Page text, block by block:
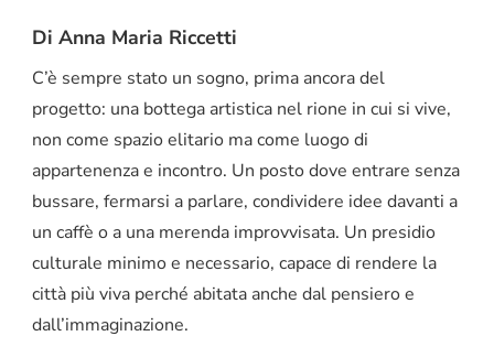
Di Anna Maria Riccetti
C’è sempre stato un sogno, prima ancora del
progetto: una bottega artistica nel rione in cui si vive,
non come spazio elitario ma come luogo di
appartenenza e incontro. Un posto dove entrare senza
bussare, fermarsi a parlare, condividere idee davanti a
un caffè o a una merenda improvvisata. Un presidio
culturale minimo e necessario, capace di rendere la
città più viva perché abitata anche dal pensiero e
dall’immaginazione.